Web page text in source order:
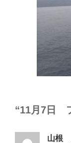
“11月7日
山根